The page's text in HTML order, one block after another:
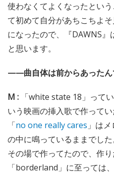
使わなくてよくなったとい
て初めて自分があちこちよ
になったので、『DAWNS
と思います。
——曲自体は前からあったん
M : 「white state 18」って
いう映画の挿入歌で作って
「no one really cares 」は
の中に鳴っているままでし
その場で作ってたので、作り
「borderland」に至っては